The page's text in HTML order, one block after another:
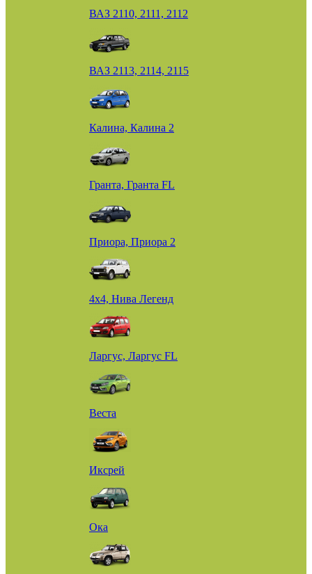
ВАЗ 2110, 2111, 2112
ВАЗ 2113, 2114, 2115
Калина, Калина 2
Гранта, Гранта FL
Приора, Приора 2
4х4, Нива Легенд
Ларгус, Ларгус FL
Веста
Иксрей
Ока